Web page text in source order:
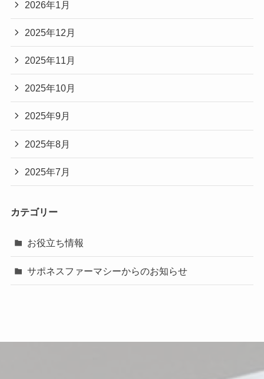
2026年1月
2025年12月
2025年11月
2025年10月
2025年9月
2025年8月
2025年7月
カテゴリー
お役立ち情報
サポネスファーマシーからのお知らせ